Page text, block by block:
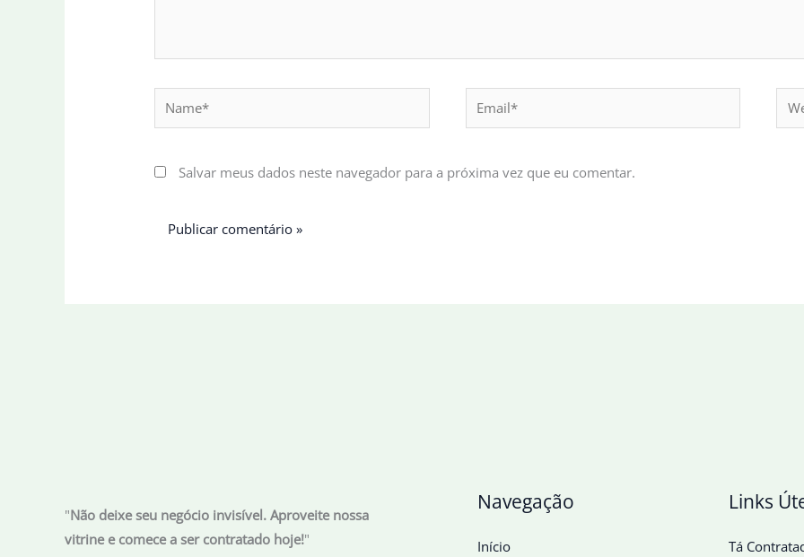
Name* Email*
Salvar meus dados neste navegador para a próxima vez que eu comentar.
"Não deixe seu negócio invisível. Aproveite nossa
vitrine e comece a ser contratado hoje!"
Navegação
Início
Links
Tá